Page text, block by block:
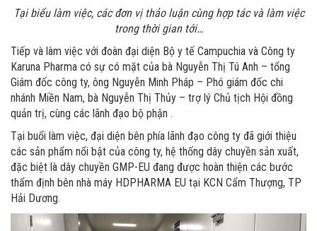
Tại biểu làm việc, các đơn vị thảo luận cùng hợp tác và làm việc
trong thời gian tới…
Tiếp và làm việc với đoàn đại diện Bộ y tế Campuchia và Công ty
Karuna Pharma có sự có mặt của bà Nguyễn Thị Tú Anh – tổng
Giám đốc công ty, ông Nguyễn Minh Pháp – Phó giám đốc chi
nhánh Miền Nam, bà Nguyễn Thị Thủy – trợ lý Chủ tịch Hội đồng
quản trị, cùng các lãnh đạo bộ phận .
Tại buổi làm việc, đại diện bên phía lãnh đạo công ty đã giới thiệu
các sản phẩm nổi bật của công ty, hệ thống dây chuyền sản xuất,
đặc biệt là dây chuyền GMP-EU đang được hoàn thiện các bước
thẩm định bên nhà máy HDPHARMA EU tại KCN Cẩm Thượng, TP
Hải Dương.